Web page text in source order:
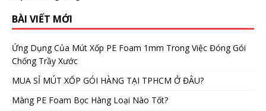
BÀI VIẾT MỚI
Ứng Dụng Của Mút Xốp PE Foam 1mm Trong Việc Đóng Gói
Chống Trầy Xước
MUA SỈ MÚT XỐP GÓI HÀNG TẠI TPHCM Ở ĐÂU?
Màng PE Foam Bọc Hàng Loại Nào Tốt?